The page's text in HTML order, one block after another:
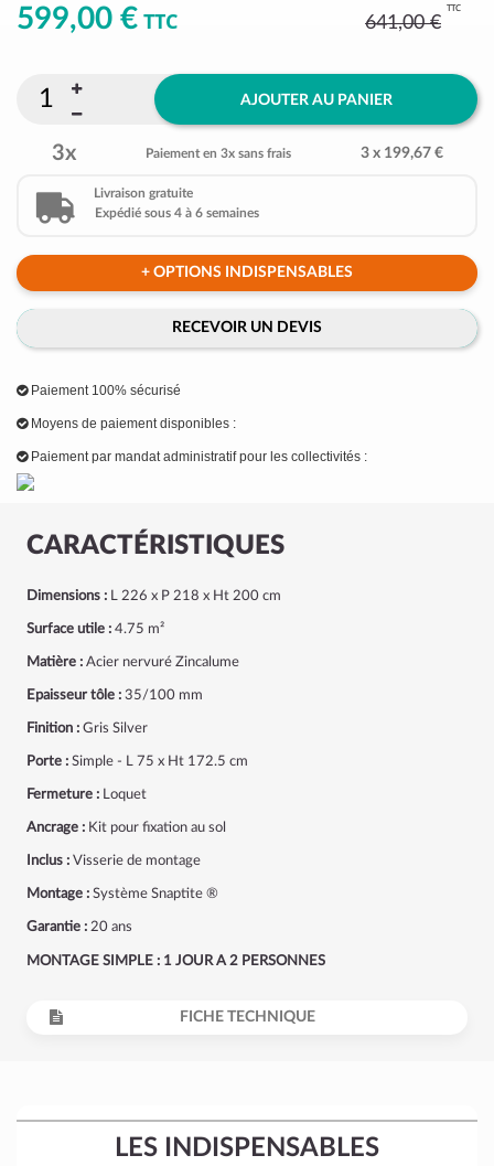
CARACTÉRISTIQUES
Dimensions : L 226 x P 218 x Ht 200 cm
Surface utile : 4.75 m²
Matière : Acier nervuré Zincalume
Epaisseur tôle : 35/100 mm
Finition : Gris Silver
Porte : Simple - L 75 x Ht 172.5 cm
Fermeture : Loquet
Ancrage : Kit pour fixation au sol
Inclus : Visserie de montage
Montage : Système Snaptite ®
Garantie : 20 ans
MONTAGE SIMPLE : 1 JOUR A 2 PERSONNES
FICHE TECHNIQUE
599,00 € TTC 641,00 €
TTC
AJOUTER AU PANIER
3x Paiement en 3x sans frais 3 x 199,67 €
Livraison gratuite
Expédié sous 4 à 6 semaines
+ OPTIONS INDISPENSABLES
RECEVOIR UN DEVIS
Paiement 100% sécurisé
Moyens de paiement disponibles :
Paiement par mandat administratif pour les collectivités :
LES INDISPENSABLES